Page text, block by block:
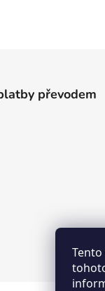
převodem